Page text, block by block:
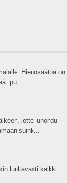
Hienosäätöä on
pu...
jottei unohdu -
suink...
luultavasti kaikki